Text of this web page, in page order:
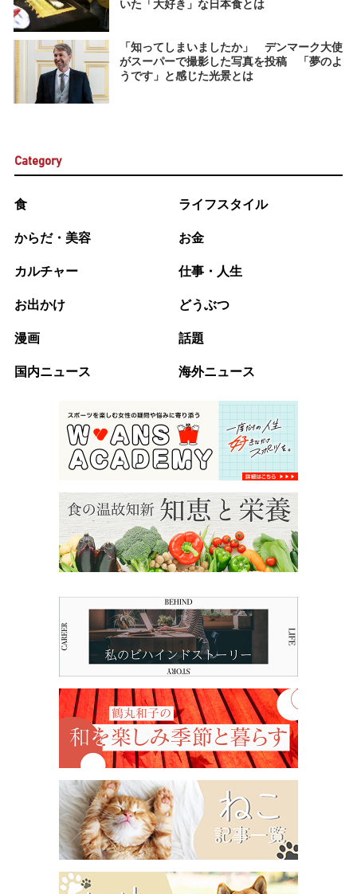
いた「大好き」な日本食とは
「知ってしまいましたか」 デンマーク大使
がスーパーで撮影した写真を投稿 「夢のよ
うです」と感じた光景とは
Category
食 ライフスタイル
からだ・美容 お金
カルチャー 仕事・人生
お出かけ どうぶつ
漫画 話題
国内ニュース 海外ニュース